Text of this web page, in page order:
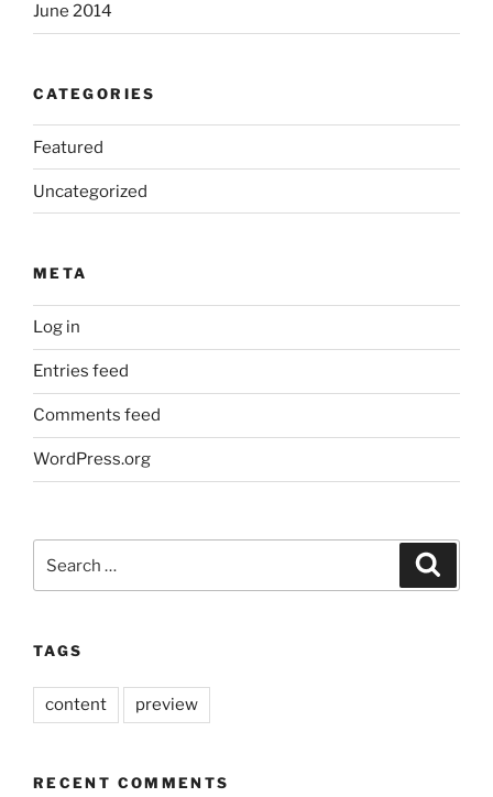
June 2014
CATEGORIES
Featured
Uncategorized
META
Log in
Entries feed
Comments feed
WordPress.org
for:
TAGS
content preview
RECENT COMMENTS